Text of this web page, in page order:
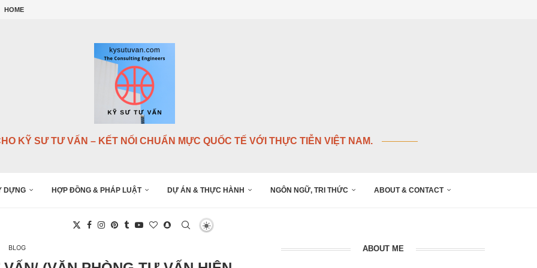
HOME
KỸ SƯ TƯ VẤN – KẾT NỐI CHUẨN MỰC QUỐC TẾ VỚI THỰC TIỄN VIỆT NAM.
DỰNG HỢP ĐỒNG & PHÁP LUẬT DỰ ÁN & THỰC HÀNH NGÔN NGỮ, TRI THỨC ABOUT & CONTACT
BLOG ABOUT ME